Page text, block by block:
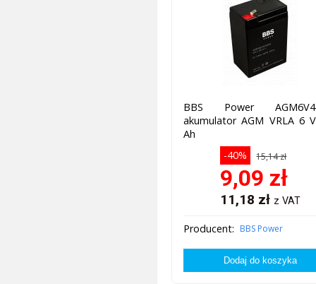
BBS Power
akumulator AGM VRLA 6
Ah
-40%
15,14 zł
9,09 zł
11,18 zł z VAT
Producent: BBS Power